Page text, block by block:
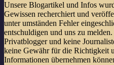
Unsere Blogartikel und Infos
Gewissen recherchiert und
unter umständen Fehler
entschuldigen und uns zu
Privatblogger und keine
keine Gewähr für die Richtigkeit
Informationen übernehmen